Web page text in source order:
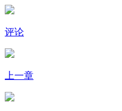
评论
上一章